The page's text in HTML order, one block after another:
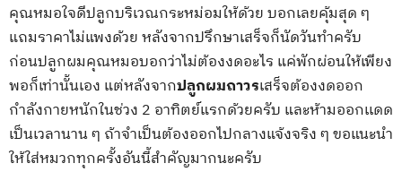
คุณหมอใจดีปลูกบริเวณกระหม่อมให้ด้วย บอกเลยคุ้มสุด ๆ
แถมราคาไม่แพงด้วย หลังจากปรึกษาเสร็จก็นัดวันทำครับ
ก่อนปลูกผมคุณหมอบอกว่าไม่ต้องงดอะไร แค่พักผ่อนให้เพียง
พอก็เท่านั้นเอง แต่หลังจากปลูกผมถาวรเสร็จต้องงดออก
กำลังกายหนักในช่วง 2 อาทิตย์แรกด้วยครับ และห้ามออกเเดด
เป็นเวลานาน ๆ ถ้าจำเป็นต้องออกไปกลางแจ้งจริง ๆ ขอแนะนำ
ให้ใส่หมวกทุกครั้งอันนี้สำคัญมากนะครับ